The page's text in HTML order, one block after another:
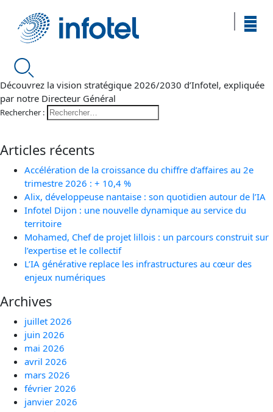
Découvrez la vision stratégique 2026/2030 d’Infotel, expliquée
par notre Directeur Général
Rechercher :
Articles récents
Accélération de la croissance du chiffre d’affaires au 2e
trimestre 2026 : + 10,4 %
Alix, développeuse nantaise : son quotidien autour de l’IA
Infotel Dijon : une nouvelle dynamique au service du
territoire
Mohamed, Chef de projet lillois : un parcours construit sur
l’expertise et le collectif
L’IA générative replace les infrastructures au cœur des
enjeux numériques
Archives
juillet 2026
juin 2026
mai 2026
avril 2026
mars 2026
février 2026
janvier 2026